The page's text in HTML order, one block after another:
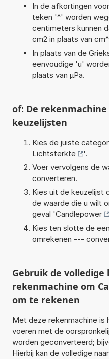
In de afkortingen
teken '^' worden
centimeters kunnen
cm2 in plaats van
In plaats van de
eenvoudige 'u'
plaats van µPa.
of: De
keuzelijsten
Kies de juiste
Lichtsterkte
'.
Voer vervolgens de
converteren.
Kies uit de keuzelijst
de waarde die u wilt
geval 'Candlepower
Kies ten slotte de
omrekenen ---
Gebruik de volledige
rekenmachine om
om te rekenen
Met deze rekenmachine is
voeren met de
worden geconverteerd;
Hierbij kan de volledige